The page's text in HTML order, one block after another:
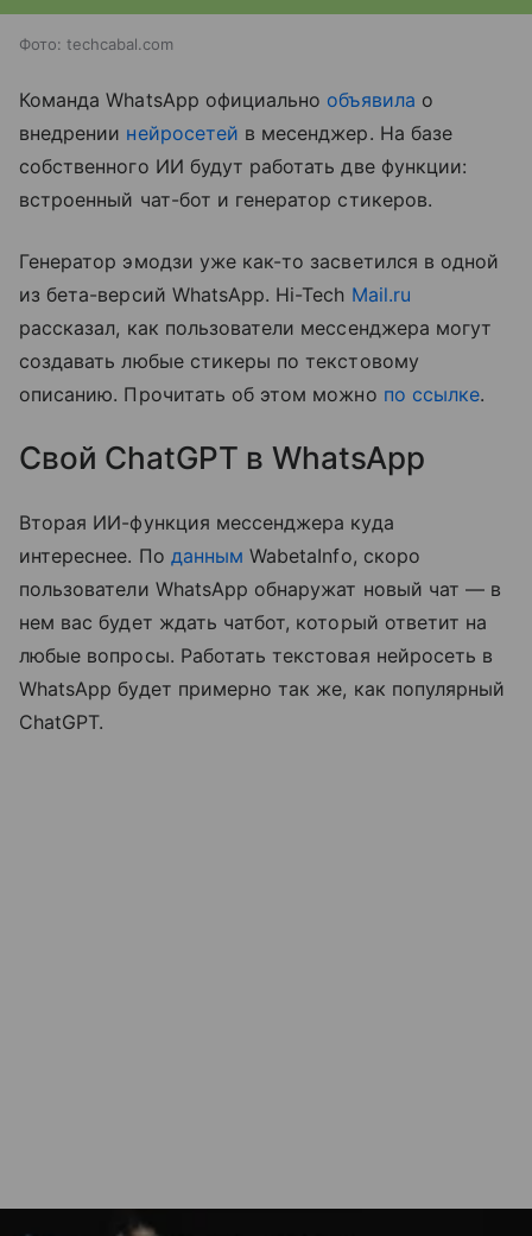
Фото: techcabal.com
Команда WhatsApp официально объявила о
внедрении нейросетей в месенджер. На базе
собственного ИИ будут работать две функции:
встроенный чат-бот и генератор стикеров.
Генератор эмодзи уже как-то засветился в одной
из бета-версий WhatsApp. Hi-Tech Mail.ru
рассказал, как пользователи мессенджера могут
создавать любые стикеры по текстовому
описанию. Прочитать об этом можно по ссылке.
Свой ChatGPT в WhatsApp
Вторая ИИ-функция мессенджера куда
интереснее. По данным WabetaInfo, скоро
пользователи WhatsApp обнаружат новый чат — в
нем вас будет ждать чатбот, который ответит на
любые вопросы. Работать текстовая нейросеть в
WhatsApp будет примерно так же, как популярный
ChatGPT.